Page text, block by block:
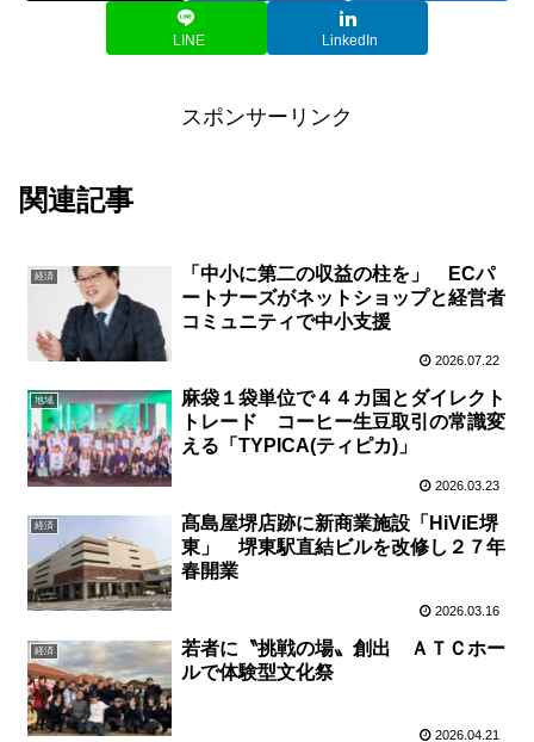
LINE LinkedIn
スポンサーリンク
関連記事
経済
「中小に第二の収益の柱を」 ECパ
ートナーズがネットショップと経営者
コミュニティで中小支援
2026.07.22
地域
麻袋１袋単位で４４カ国とダイレクト
トレード コーヒー生豆取引の常識変
える「TYPICA(ティピカ)」
2026.03.23
経済
髙島屋堺店跡に新商業施設「HiViE堺
東」 堺東駅直結ビルを改修し２７年
春開業
2026.03.16
経済
若者に〝挑戦の場〟創出 ＡＴＣホー
ルで体験型文化祭
2026.04.21